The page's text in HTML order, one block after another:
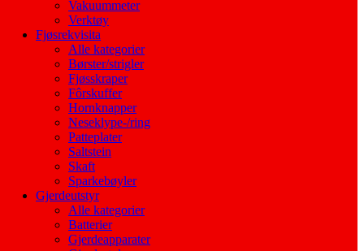
Vakuummeter
Verktøy
Fjøsrekvisita
Alle kategorier
Børster/strigler
Fjøsskraper
Fôrskuffer
Hornknapper
Neseklype-/ring
Patteplater
Saltstein
Skaft
Sparkebøyler
Gjerdeutstyr
Alle kategorier
Batterier
Gjerdeapparater